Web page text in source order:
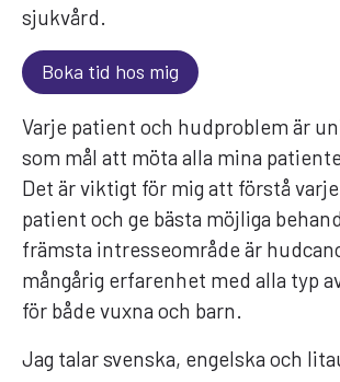
sjukvård.
Boka tid hos mig
Varje patient och hudproblem är
som mål att möta alla mina
Det är viktigt för mig att förstå
patient och ge bästa möjliga
främsta intresseområde är
mångårig erfarenhet med alla typ
för både vuxna och barn.
Jag talar svenska, engelska och